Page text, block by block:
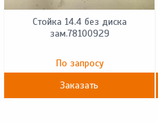
Стойка 14.4 без диска
зам.78100929
По запросу
Заказать